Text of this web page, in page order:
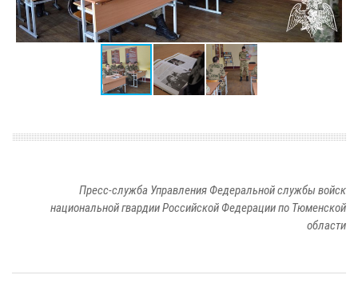
Пресс-служба Управления Федеральной службы войск
национальной гвардии Российской Федерации по Тюменской
области